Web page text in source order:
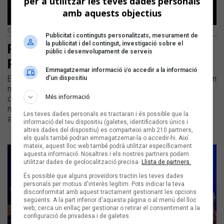
Oques Grasses al Paupaterres | Glòria Sala
Ponent vibra amb un festival
Paupaterres que canta en femení
El Paupaterres sedueix Ponent amb tres dies de música i un
marcat accent femení | La 22a edició del festival musical
d’estiu de Ponent consolida el seu poder d’atracció amb
més de 10.000 persones i 16 concerts, gastronomia i
artesania
amb aquests objectius
Publicitat i continguts personalitzats, mesurament de
la publicitat i del contingut, investigació sobre el
públic i desenvolupament de serveis
Emmagatzemar informació i/o accedir a la informació
d’un dispositiu
Més informació
Les teves dades personals es tractaran i és possible que la
informació del teu dispositiu (galetes, identificadors únics i
altres dades del dispositiu) es comparteixi amb 210 partners,
els quals també podran emmagatzemar-la o accedir-hi. Així
mateix, aquest lloc web també podrà utilitzar específicament
aquesta informació. Nosaltres i els nostres partners podem
utilitzar dades de geolocalització precisa.Llista de partners.
És possible que alguns proveïdors tractin les teves dades
personals per motius d'interès legítim. Pots indicar la teva
disconformitat amb aquest tractament gestionant les opcions
següents. A la part inferior d'aquesta pàgina o al menú del lloc
web, cerca un enllaç per gestionar o retirar el consentiment a la
configuració de privadesa i de galetes.